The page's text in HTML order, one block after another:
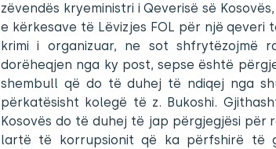
zëvendës kryeministri i Qeverisë së
e kërkesave të Lëvizjes FOL për një qeveri
krimi i organizuar, ne sot shfrytëzojmë
dorëheqjen nga ky post, sepse është
shembull që do të duhej të ndiqej nga
përkatësisht kolegë të z. Bukoshi.
Kosovës do të duhej të jap përgjegjësi për
lartë të korrupsionit që ka përfshirë të